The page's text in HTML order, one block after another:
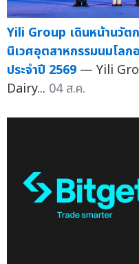
Yili Group เดินหน้านวัต
นิเวศอุตสาหกรรมนมโลก
ประจำปี 2569 — Yili
Dairy... 04 ส.ค.